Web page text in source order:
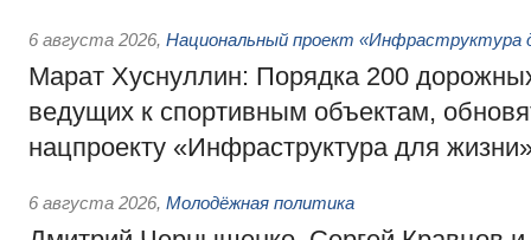
6 августа 2026, Национальный проект «Инфраструктура
Марат Хуснуллин: Порядка 200
ведущих к спортивным объектам,
нацпроекту «Инфраструктура для
6 августа 2026, Молодёжная политика